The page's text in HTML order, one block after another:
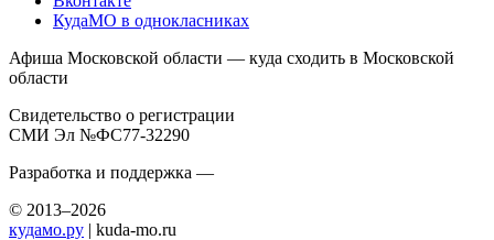
КудаМО в однокласниках
Афиша Московской области — куда сходить в Московской
области
Свидетельство о регистрации
СМИ Эл №ФС77-32290
Разработка и поддержка —
© 2013–2026
кудамо.ру | kuda-mo.ru